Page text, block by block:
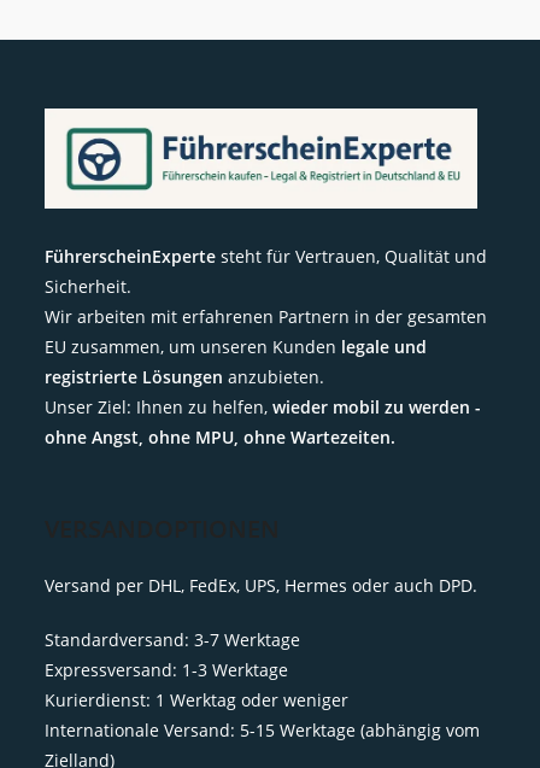
FührerscheinExperte steht für Vertrauen, Qualität und
Sicherheit.
Wir arbeiten mit erfahrenen Partnern in der gesamten
EU zusammen, um unseren Kunden legale und
registrierte Lösungen anzubieten.
Unser Ziel: Ihnen zu helfen,wieder mobil zu werden -
ohne Angst, ohne MPU, ohne Wartezeiten.
Versand per DHL, FedEx, UPS, Hermes oder auch DPD.
Standardversand: 3-7 Werktage
Expressversand: 1-3 Werktage
Kurierdienst: 1 Werktag oder weniger
Internationale Versand: 5-15 Werktage (abhängig vom
Zielland)